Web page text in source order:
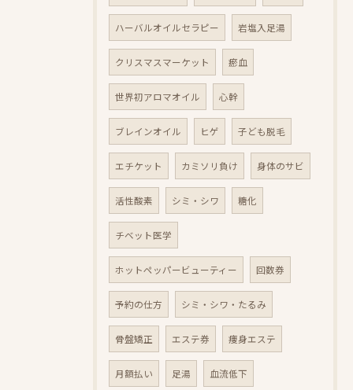
ハーバルオイルセラピー 岩塩入足湯
クリスマスマーケット 瘀血
世界初アロマオイル 心幹
ブレインオイル ヒゲ 子ども脱毛
エチケット カミソリ負け 身体のサビ
活性酸素 シミ・シワ 糖化
チベット医学
ホットペッパービューティー 回数券
予約の仕方 シミ・シワ・たるみ
骨盤矯正 エステ券 痩身エステ
月額払い 足湯 血流低下